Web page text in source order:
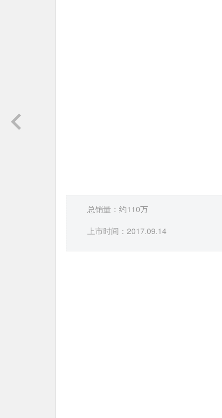
总销量：约110万
上市时间：2017.09.14